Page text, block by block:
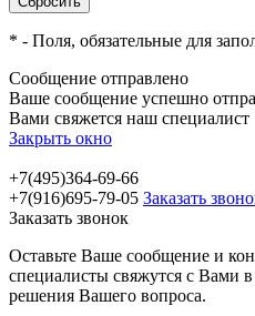
* - Поля, обязательные для
Сообщение отправлено
Ваше сообщение успешно
Вами свяжется наш специалист
Закрыть окно
+7(495)364-69-66
+7(916)695-79-05 Заказать
Заказать звонок
Оставьте Ваше сообщение и
специалисты свяжутся с Вами
решения Вашего вопроса.